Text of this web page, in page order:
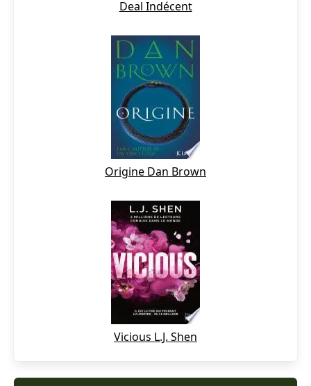
Deal Indécent
Origine Dan Brown
Vicious L.J. Shen